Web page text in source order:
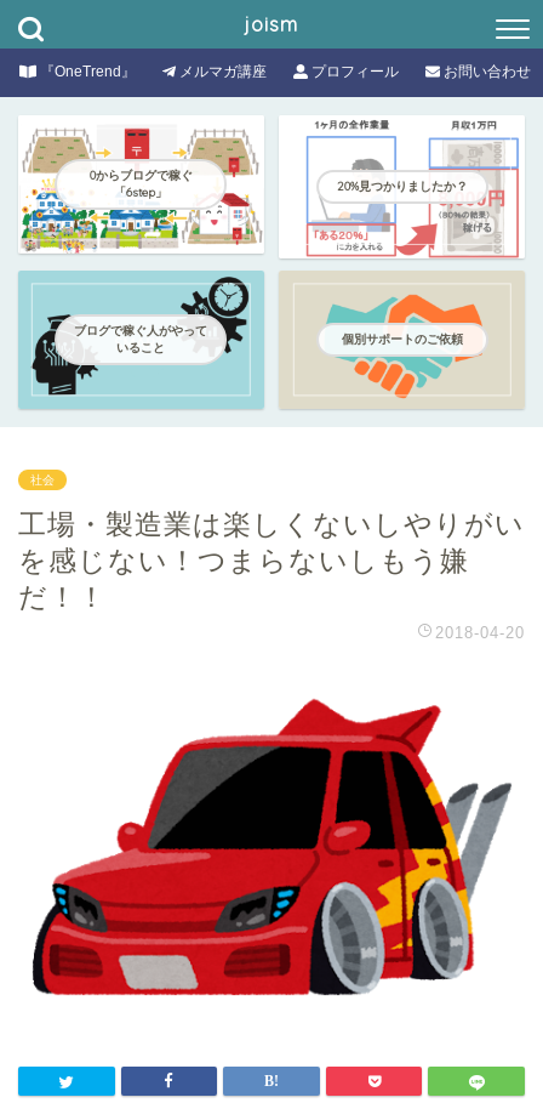
joism
『OneTrend』 メルマガ講座 プロフィール お問い合わせ
0からブログで稼ぐ
「6step」
20%見つかりましたか？
ブログで稼ぐ人がやって
いること
個別サポートのご依頼
社会
工場・製造業は楽しくないしやりがい
を感じない！つまらないしもう嫌
だ！！
2018-04-20